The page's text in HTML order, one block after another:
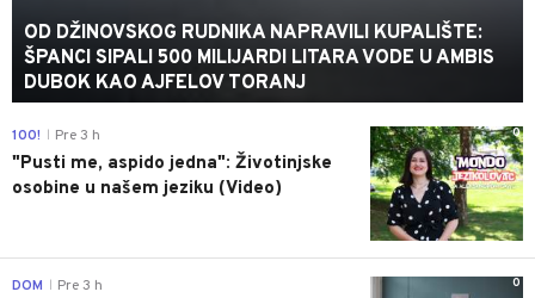
OD DŽINOVSKOG RUDNIKA NAPRAVILI KUPALIŠTE:
ŠPANCI SIPALI 500 MILIJARDI LITARA VODE U AMBIS
DUBOK KAO AJFELOV TORANJ
0
100! Pre 3 h
"Pusti me, aspido jedna": Životinjske
osobine u našem jeziku (Video)
0
DOM Pre 3 h